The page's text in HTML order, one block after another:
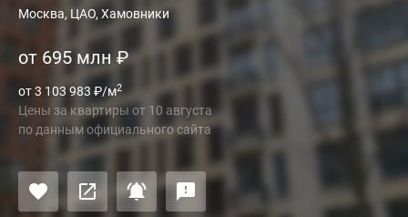
Москва, ЦАО, Хамовники
от 695 млн ₽
от 3 103 983 ₽/м2
Цены за квартиры от 10 августа
по данным официального сайта